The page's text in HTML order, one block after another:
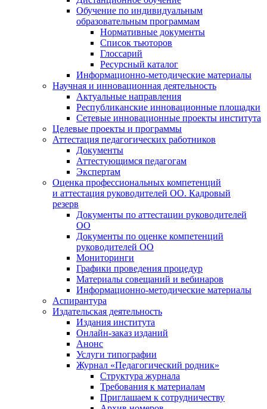
Обучение по индивидуальным
образовательным программам
Нормативные документы
Список тьюторов
Глоссарий
Ресурсный каталог
Информационно-методические материалы
Научная и инновационная деятельность
Актуальные направления
Республиканские инновационные площадки
Сетевые инновационные проекты института
Целевые проекты и программы
Аттестация педагогических работников
Документы
Аттестующимся педагогам
Экспертам
Оценка профессиональных компетенций
и аттестация руководителей ОО. Кадровый
резерв
Документы по аттестации руководителей
ОО
Документы по оценке компетенций
руководителей ОО
Мониторинги
Графики проведения процедур
Материалы совещаний и вебинаров
Информационно-методические материалы
Аспирантура
Издательская деятельность
Издания института
Онлайн-заказ изданий
Анонс
Услуги типографии
Журнал «Педагогический родник»
Структура журнала
Требования к материалам
Приглашаем к сотрудничеству